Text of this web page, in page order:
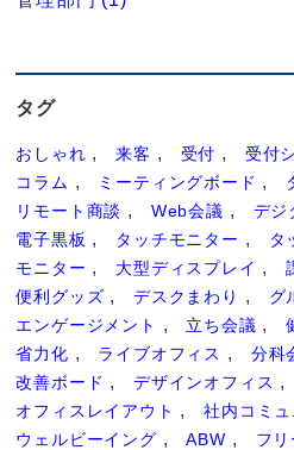
タグ
おしゃれ 来客 受付 受付
コラム
ミーティングボード
リモート商談
Web会議
デジ
電子黒板
タッチモニター
タ
モニター
大型ディスプレイ
便利グッズ
デスクまわり
グ
エンゲージメント
立ち会議
省力化
ライブオフィス 分科
改善ボード
デザインオフィス
オフィスレイアウト
社内コミ
ウェルビーイング
ABW
フ